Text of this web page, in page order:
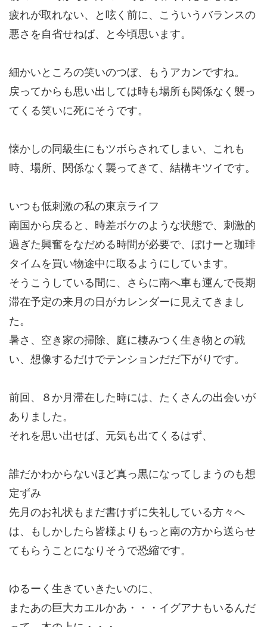
疲れが取れない、と呟く前に、こういうバランスの
悪さを自省せねば、と今頃思います。
細かいところの笑いのつぼ、もうアカンですね。
戻ってからも思い出しては時も場所も関係なく襲っ
てくる笑いに死にそうです。
懐かしの同級生にもツボらされてしまい、これも
時、場所、関係なく襲ってきて、結構キツイです。
いつも低刺激の私の東京ライフ
南国から戻ると、時差ボケのような状態で、刺激的
過ぎた興奮をなだめる時間が必要で、ぼけーと珈琲
タイムを買い物途中に取るようにしています。
そうこうしている間に、さらに南へ車も運んで長期
滞在予定の来月の日がカレンダーに見えてきまし
た。
暑さ、空き家の掃除、庭に棲みつく生き物との戦
い、想像するだけでテンションだだ下がりです。
前回、８か月滞在した時には、たくさんの出会いが
ありました。
それを思い出せば、元気も出てくるはず、
誰だかわからないほど真っ黒になってしまうのも想
定ずみ
先月のお礼状もまだ書けずに失礼している方々へ
は、もしかしたら皆様よりもっと南の方から送らせ
てもらうことになりそうで恐縮です。
ゆるーく生きていきたいのに、
またあの巨大カエルかあ・・・イグアナもいるんだ